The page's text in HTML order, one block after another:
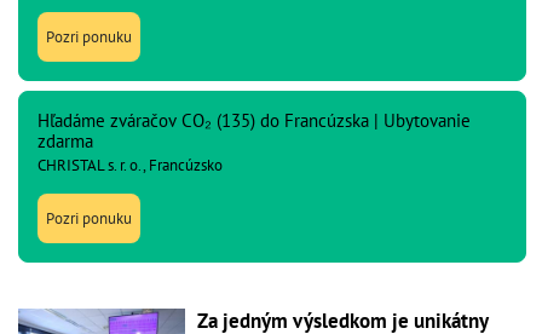
Pozri ponuku
Hľadáme zváračov CO₂ (135) do Francúzska | Ubytovanie
zdarma
CHRISTAL s. r. o., Francúzsko
Pozri ponuku
Za jedným výsledkom je unikátny